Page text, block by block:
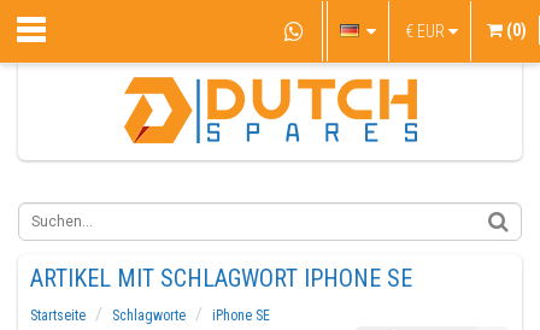
€ EUR (0)
ARTIKEL MIT SCHLAGWORT IPHONE SE
Startseite Schlagworte
iPhone SE